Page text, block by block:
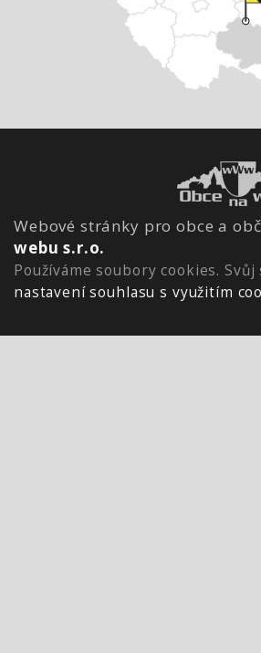
Webové stránky pro obce a
webu s.r.o.
Používáme soubory cookies.
nastavení souhlasu s využitím